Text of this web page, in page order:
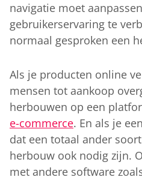
navigatie moet
gebruikerservaring te
normaal gesproken een
Als je producten online
mensen tot aankoop
herbouwen op een
e-commerce. En als je een
dat een totaal ander
herbouw ook nodig zijn.
met andere software